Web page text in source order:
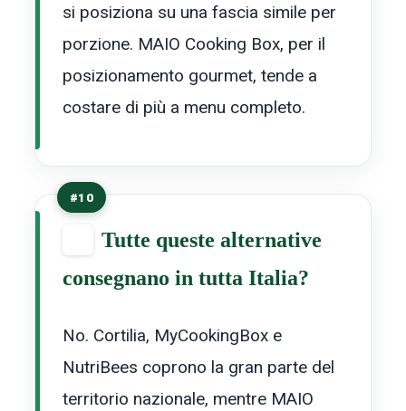
si posiziona su una fascia simile per
porzione. MAIO Cooking Box, per il
posizionamento gourmet, tende a
costare di più a menu completo.
#10
Tutte queste alternative
consegnano in tutta Italia?
No. Cortilia, MyCookingBox e
NutriBees coprono la gran parte del
territorio nazionale, mentre MAIO